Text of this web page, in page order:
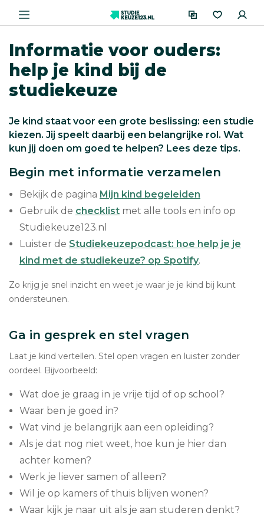
Informatie voor ouders:
help je kind bij de
studiekeuze
Je kind staat voor een grote beslissing: een studie
kiezen. Jij speelt daarbij een belangrijke rol. Wat
kun jij doen om goed te helpen? Lees deze tips.
Begin met informatie verzamelen
Bekijk de pagina Mijn kind begeleiden
Gebruik de checklist met alle tools en info op
Studiekeuze123.nl
Luister de Studiekeuzepodcast: hoe help je je
kind met de studiekeuze? op Spotify.
Zo krijg je snel inzicht en weet je waar je je kind bij kunt
ondersteunen.
Ga in gesprek en stel vragen
Laat je kind vertellen. Stel open vragen en luister zonder
oordeel. Bijvoorbeeld:
Wat doe je graag in je vrije tijd of op school?
Waar ben je goed in?
Wat vind je belangrijk aan een opleiding?
Als je dat nog niet weet, hoe kun je hier dan
achter komen?
Werk je liever samen of alleen?
Wil je op kamers of thuis blijven wonen?
Waar kijk je naar uit als je aan studeren denkt?